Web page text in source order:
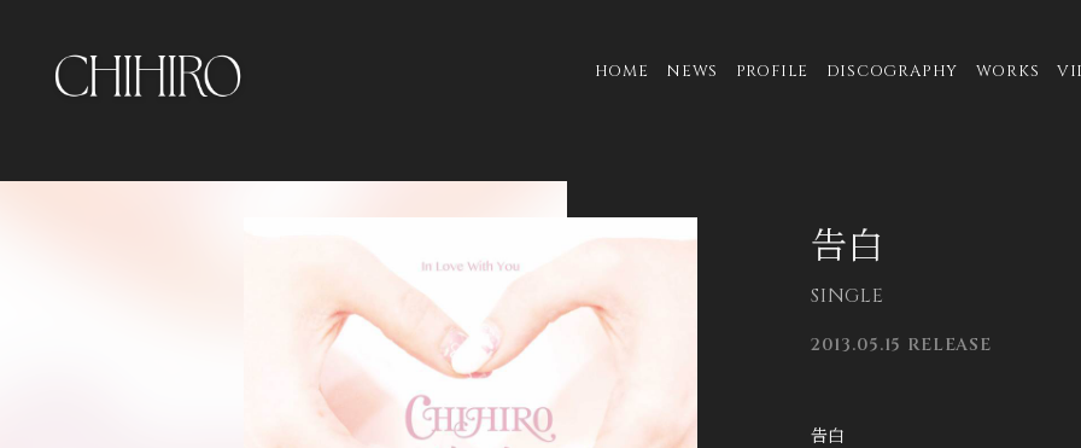
HOME NEWS PROFILE DISCOGRAPHY WORKS
告白
SINGLE
2013.05.15 RELEASE
告白